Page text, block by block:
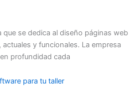
que se dedica al diseño páginas web
y funcionales. La empresa
profundidad cada
para tu taller